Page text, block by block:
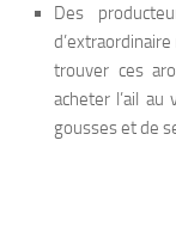
Des
trouver ces
acheter l’ail
gousses et de